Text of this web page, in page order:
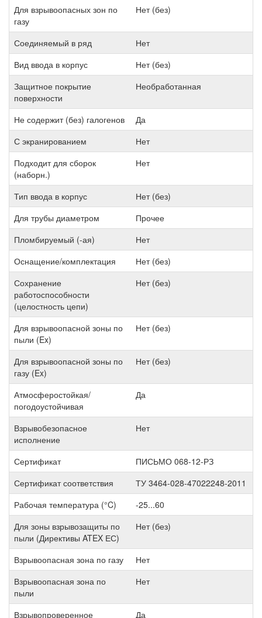
Для взрывоопасных зон по
газу
Нет (без)
Соединяемый в ряд
Нет
Вид ввода в корпус
Нет (без)
Защитное покрытие
поверхности
Необработанная
Не содержит (без) галогенов
Да
С экранированием
Нет
Подходит для сборок
(наборн.)
Нет
Тип ввода в корпус
Нет (без)
Для трубы диаметром
Прочее
Пломбируемый (-ая)
Нет
Оснащение/комплектация
Нет (без)
Сохранение
работоспособности
(целостность цепи)
Нет (без)
Для взрывоопасной зоны по
пыли (Ex)
Нет (без)
Для взрывоопасной зоны по
газу (Ex)
Нет (без)
Атмосферостойкая/
погодоустойчивая
Да
Взрывобезопасное
исполнение
Нет
Сертификат
ПИСЬМО 068-12-РЗ
Сертификат соответствия
ТУ 3464-028-47022248-2011
Рабочая температура (°C)
-25...60
Для зоны взрывозащиты по
пыли (Директивы ATEX ЕС)
Нет (без)
Взрывоопасная зона по газу
Нет
Взрывоопасная зона по
пыли
Нет
Взрывопроверенное Да